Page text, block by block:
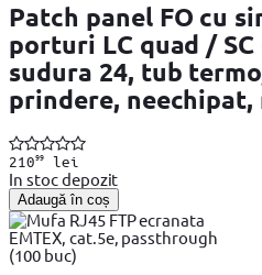
Patch panel FO cu
porturi LC quad /
sudura 24, tub
prindere, neechipat,
21099lei
In stoc depozit
Adaugă în coș